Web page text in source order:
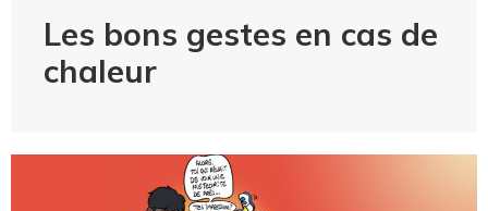
Les bons gestes en cas de
chaleur